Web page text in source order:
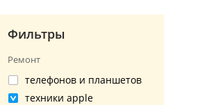
Фильтры
Ремонт
телефонов и планшетов
техники apple